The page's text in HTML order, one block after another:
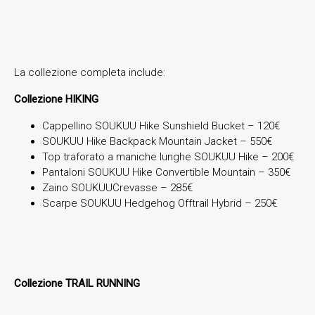
La collezione completa include:
Collezione HIKING
Cappellino SOUKUU Hike Sunshield Bucket – 120€
SOUKUU Hike Backpack Mountain Jacket – 550€
Top traforato a maniche lunghe SOUKUU Hike – 200€
Pantaloni SOUKUU Hike Convertible Mountain – 350€
Zaino SOUKUUCrevasse – 285€
Scarpe SOUKUU Hedgehog Offtrail Hybrid – 250€
Collezione TRAIL RUNNING